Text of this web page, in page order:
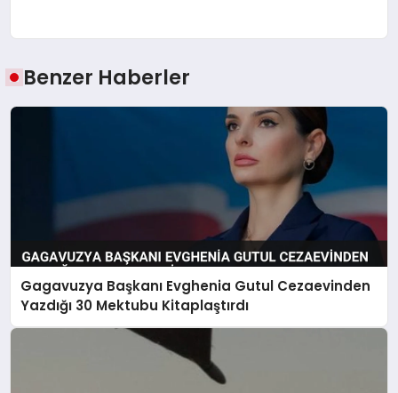
Benzer Haberler
Gagavuzya Başkanı Evghenia Gutul Cezaevinden
Yazdığı 30 Mektubu Kitaplaştırdı